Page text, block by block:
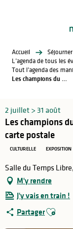
Accueil
Séjourner
L’agenda de tous les
Tout l’agenda des
Les champions du cyclisme des années 60 à travers la carte postale
2 juillet > 31 août
Les champions
carte postale
CULTURELLE EXPOSITION
Salle du Temps
M'y rendre
J'y vais en train !
PartagerAjouter